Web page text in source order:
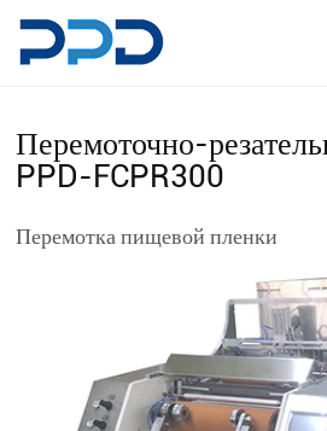
Перемоточно-
PPD-FCPR300
Перемотка пищевой пленки